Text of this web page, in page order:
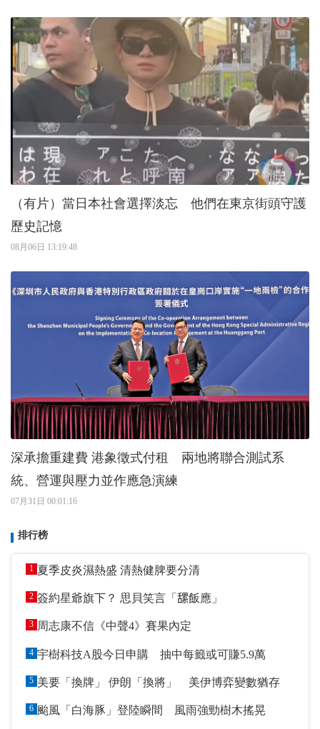
（有片）當日本社會選擇淡忘 他們在東京街頭守護
歷史記憶
08月06日 13:19:48
深承擔重建費 港象徵式付租 兩地將聯合測試系
統、營運與壓力並作應急演練
07月31日 00:01:16
排行榜
1 夏季皮炎濕熱盛 清熱健脾要分清
2 簽約星爺旗下？ 思貝笑言「𦧲飯應」
3 周志康不信《中聲4》賽果內定
4 宇樹科技A股今日申購 抽中每籤或可賺5.9萬
5 美要「換牌」 伊朗「換將」 美伊博弈變數猶存
6 颱風「白海豚」登陸瞬間 風雨強勁樹木搖晃